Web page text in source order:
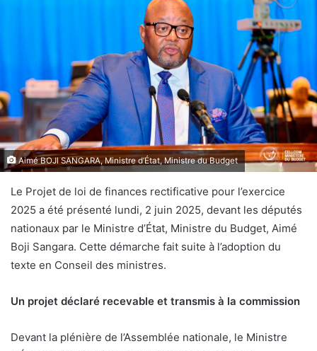
Aimé BOJI SANGARA, Ministre d’État, Ministre du Budget
Le Projet de loi de finances rectificative pour l’exercice
2025 a été présenté lundi, 2 juin 2025, devant les députés
nationaux par le Ministre d’État, Ministre du Budget, Aimé
Boji Sangara. Cette démarche fait suite à l’adoption du
texte en Conseil des ministres.
Un projet déclaré recevable et transmis à la commission
Devant la plénière de l’Assemblée nationale, le Ministre